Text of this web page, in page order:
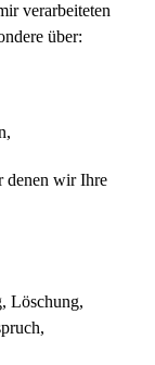
verarbeiteten
über:
denen wir Ihre
Löschung,